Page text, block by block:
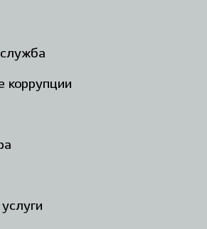
коррупции